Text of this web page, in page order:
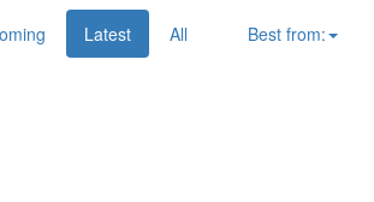
Latest All Best from: